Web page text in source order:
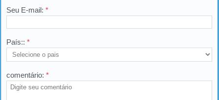
Seu E-mail: *
País:: *
comentário: *